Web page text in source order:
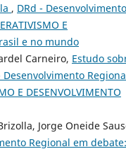
, DRd - Desenvolvimento
E
e no mundo
Carneiro, Estudo
Desenvolvimento
E DESENVOLVIMENTO
Jorge Oneide
Regional em